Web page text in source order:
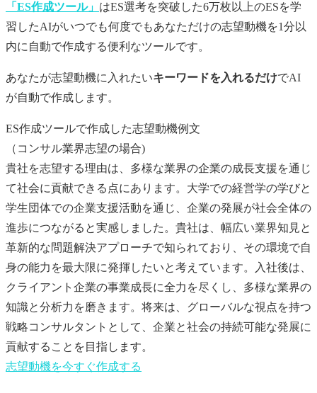
「ES作成ツール」 はES選考を突破した6万枚以上のESを学
習したAIがいつでも何度でもあなただけの志望動機を1分以
内に自動で作成する便利なツールです。
あなたが志望動機に入れたいキーワードを入れるだけでAI
が自動で作成します。
ES作成ツールで作成した志望動機例文
（コンサル業界志望の場合)
貴社を志望する理由は、多様な業界の企業の成長支援を通じ
て社会に貢献できる点にあります。大学での経営学の学びと
学生団体での企業支援活動を通じ、企業の発展が社会全体の
進歩につながると実感しました。貴社は、幅広い業界知見と
革新的な問題解決アプローチで知られており、その環境で自
身の能力を最大限に発揮したいと考えています。入社後は、
クライアント企業の事業成長に全力を尽くし、多様な業界の
知識と分析力を磨きます。将来は、グローバルな視点を持つ
戦略コンサルタントとして、企業と社会の持続可能な発展に
貢献することを目指します。
志望動機を今すぐ作成する